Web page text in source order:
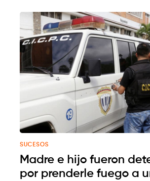
SUCESOS
Madre e hijo fueron
por prenderle fuego a